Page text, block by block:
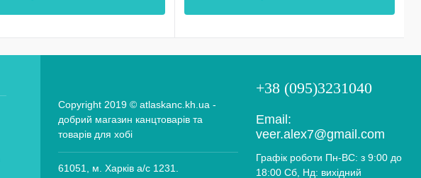
Copyright 2019 © atlaskanc.kh.ua -
добрий магазин канцтоварів та
товарів для хобі
61051, м. Харків а/с 1231.
+38 (095)3231040
Email:
veer.alex7@gmail.com
Графік роботи Пн-ВС: з 9:00 до
18:00 Сб, Нд: вихідний